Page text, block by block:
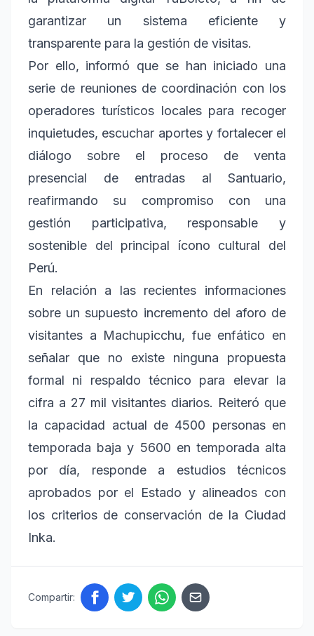
garantizar un sistema eficiente y
transparente para la gestión de visitas.
Por ello, informó que se han iniciado una
serie de reuniones de coordinación con los
operadores turísticos locales para recoger
inquietudes, escuchar aportes y fortalecer el
diálogo sobre el proceso de venta
presencial de entradas al Santuario,
reafirmando su compromiso con una
gestión participativa, responsable y
sostenible del principal ícono cultural del
Perú.
En relación a las recientes informaciones
sobre un supuesto incremento del aforo de
visitantes a Machupicchu, fue enfático en
señalar que no existe ninguna propuesta
formal ni respaldo técnico para elevar la
cifra a 27 mil visitantes diarios. Reiteró que
la capacidad actual de 4500 personas en
temporada baja y 5600 en temporada alta
por día, responde a estudios técnicos
aprobados por el Estado y alineados con
los criterios de conservación de la Ciudad
Inka.
Compartir: